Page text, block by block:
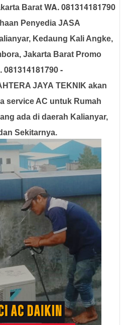
Barat WA. 081314181790
Penyedia JASA
Kedaung Kali Angke,
Jakarta Barat Promo
081314181790 -
JAYA TEKNIK akan
service AC untuk Rumah
ada di daerah Kalianyar,
Sekitarnya.